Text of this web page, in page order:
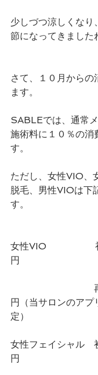
少しづつ涼しくなり
節になってきました
さて、１０月からの
ます。
SABLEでは、通常
施術料に１０％の消
す。
ただし、女性VIO、
脱毛、男性VIOは下
す。
女性VIO   　　　　
円
再来　　
円（当サロンのアプ
定）
女性フェイシャル　
円